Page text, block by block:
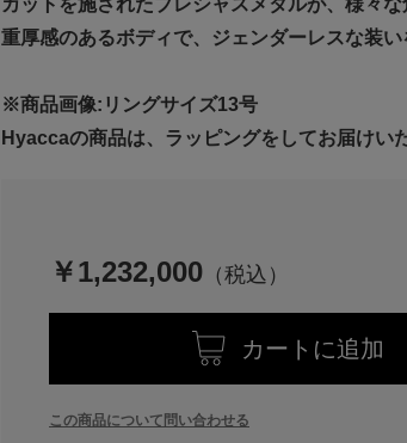
カットを施されたプレシャスメタルが、様々な
重厚感のあるボディで、ジェンダーレスな装い
※商品画像:リングサイズ13号
Hyaccaの商品は、ラッピングをしてお届けい
￥1,232,000
カートに追加
この商品について問い合わせる